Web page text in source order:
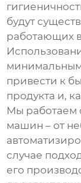
будут
работающих
привести к
продукта и,
Мы работаем
машин – от
случае
его